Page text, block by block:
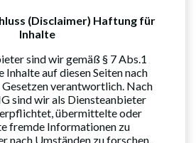
(Disclaimer) Haftung für
Inhalte
sind wir gemäß § 7 Abs.1
Inhalte auf diesen Seiten nach
Gesetzen verantwortlich. Nach
sind wir als Diensteanbieter
übermittelte oder
fremde Informationen zu
nach Umständen zu forschen,